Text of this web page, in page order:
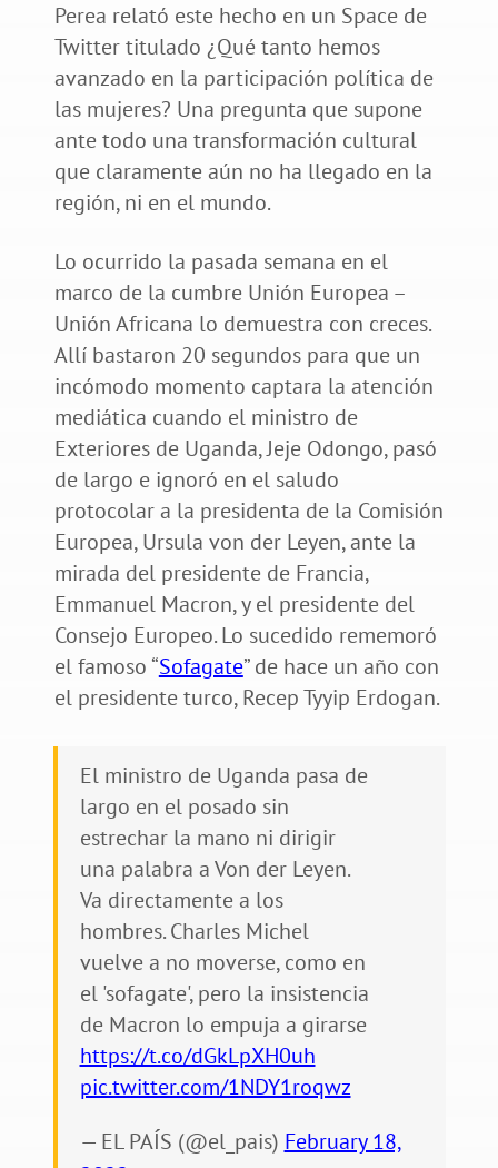
Perea relató este hecho en un Space de
Twitter titulado ¿Qué tanto hemos
avanzado en la participación política de
las mujeres? Una pregunta que supone
ante todo una transformación cultural
que claramente aún no ha llegado en la
región, ni en el mundo.
Lo ocurrido la pasada semana en el
marco de la cumbre Unión Europea –
Unión Africana lo demuestra con creces.
Allí bastaron 20 segundos para que un
incómodo momento captara la atención
mediática cuando el ministro de
Exteriores de Uganda, Jeje Odongo, pasó
de largo e ignoró en el saludo
protocolar a la presidenta de la Comisión
Europea, Ursula von der Leyen, ante la
mirada del presidente de Francia,
Emmanuel Macron, y el presidente del
Consejo Europeo. Lo sucedido rememoró
el famoso “Sofagate” de hace un año con
el presidente turco, Recep Tyyip Erdogan.
El ministro de Uganda pasa de
largo en el posado sin
estrechar la mano ni dirigir
una palabra a Von der Leyen.
Va directamente a los
hombres. Charles Michel
vuelve a no moverse, como en
el 'sofagate', pero la insistencia
de Macron lo empuja a girarse
https://t.co/dGkLpXH0uh
pic.twitter.com/1NDY1roqwz
— EL PAÍS (@el_pais) February 18,